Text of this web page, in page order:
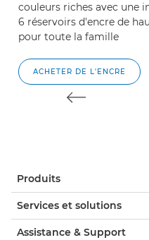
couleurs riches avec une
6 réservoirs d'encre de
pour toute la famille
ACHETER DE L'ENCRE
Produits
Services et solutions
Assistance & Support